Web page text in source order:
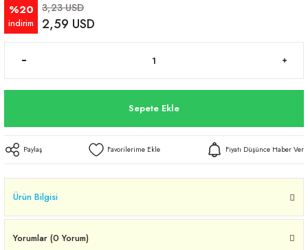
%20
indirim
3,23 USD
2,59 USD
Sepete Ekle
Paylaş Fiyatı Düşünce Haber Ver
Ürün Bilgisi
Yorumlar (0 Yorum)